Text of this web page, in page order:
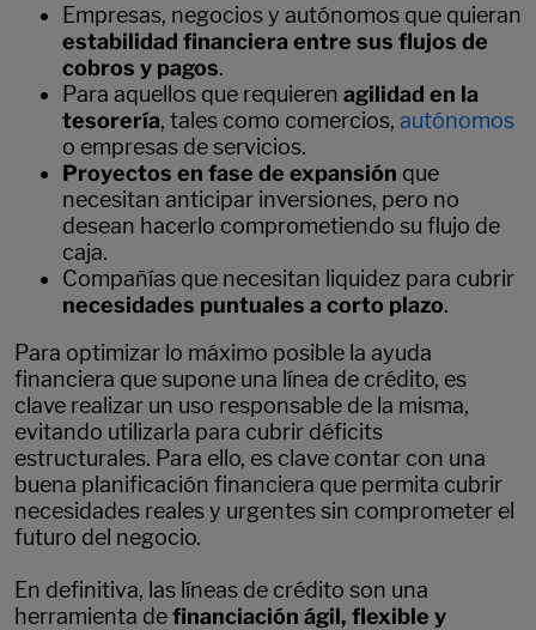
Empresas, negocios y autónomos que quieran
estabilidad financiera entre sus flujos de
cobros y pagos.
Para aquellos que requieren agilidad en la
tesorería, tales como comercios, autónomos
o empresas de servicios.
Proyectos en fase de expansión que
necesitan anticipar inversiones, pero no
desean hacerlo comprometiendo su flujo de
caja.
Compañías que necesitan liquidez para cubrir
necesidades puntuales a corto plazo.
Para optimizar lo máximo posible la ayuda
financiera que supone una línea de crédito, es
clave realizar un uso responsable de la misma,
evitando utilizarla para cubrir déficits
estructurales. Para ello, es clave contar con una
buena planificación financiera que permita cubrir
necesidades reales y urgentes sin comprometer el
futuro del negocio.
En definitiva, las líneas de crédito son una
herramienta definanciación ágil, flexible y